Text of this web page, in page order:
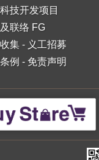
技开发项目
联络 FG
集- 义工招募
例 - 免责声明